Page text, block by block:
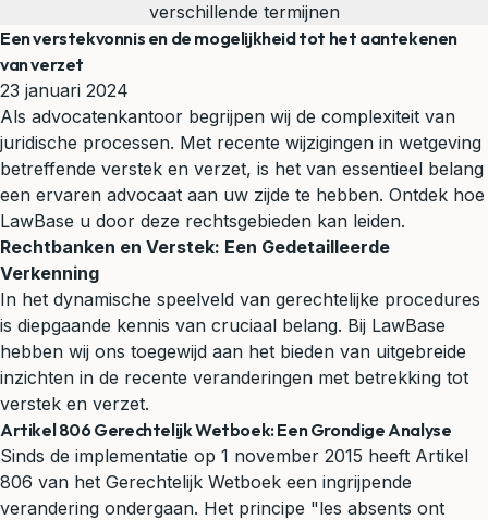
verschillende termijnen
Een verstekvonnis en de mogelijkheid tot het aantekenen
van verzet
23 januari 2024
Als advocatenkantoor begrijpen wij de complexiteit van
juridische processen. Met recente wijzigingen in wetgeving
betreffende verstek en verzet, is het van essentieel belang
een ervaren advocaat aan uw zijde te hebben. Ontdek hoe
LawBase u door deze rechtsgebieden kan leiden.
Rechtbanken en Verstek: Een Gedetailleerde
Verkenning
In het dynamische speelveld van gerechtelijke procedures
is diepgaande kennis van cruciaal belang. Bij LawBase
hebben wij ons toegewijd aan het bieden van uitgebreide
inzichten in de recente veranderingen met betrekking tot
verstek en verzet.
Artikel 806 Gerechtelijk Wetboek: Een Grondige Analyse
Sinds de implementatie op 1 november 2015 heeft Artikel
806 van het Gerechtelijk Wetboek een ingrijpende
verandering ondergaan. Het principe "les absents ont